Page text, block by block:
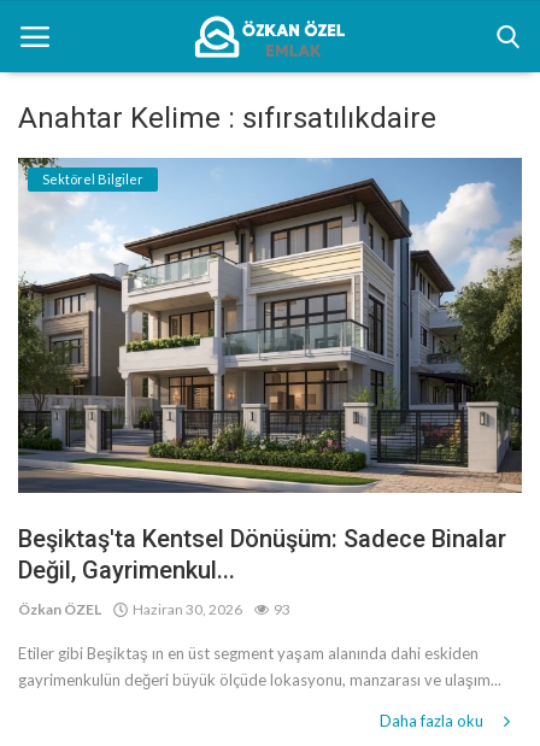
Anasayfa
Kentsel Dönüşüm Alanları
Sektörel Bilgiler
Bilgilendirme
İletişim
Türkçe
Anahtar Kelime : sıfırsatılıkdaire
Sektörel Bilgiler
Beşiktaş'ta Kentsel Dönüşüm: Sadece Binalar
Değil, Gayrimenkul...
Özkan ÖZEL Haziran 30, 2026 93
Etiler gibi Beşiktaş ın en üst segment yaşam alanında dahi eskiden
gayrimenkulün değeri büyük ölçüde lokasyonu, manzarası ve ulaşım...
Daha fazla oku